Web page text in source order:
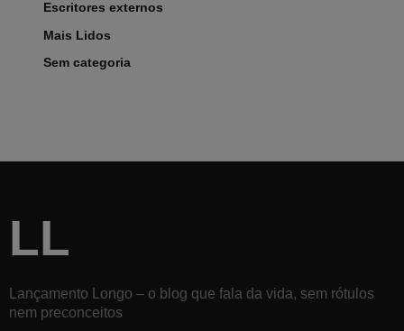
Escritores externos
Mais Lidos
Sem categoria
LL
Lançamento Longo – o blog que fala da vida, sem rótulos
nem preconceitos